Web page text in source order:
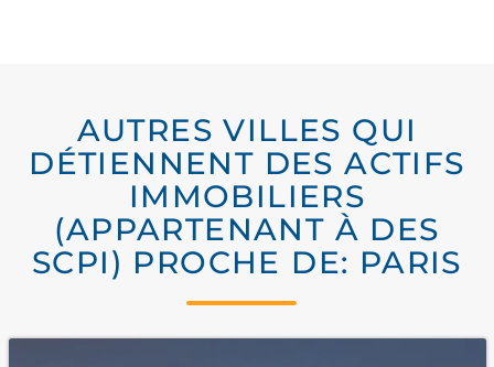
AUTRES VILLES QUI
DÉTIENNENT DES ACTIFS
IMMOBILIERS
(APPARTENANT À DES
SCPI) PROCHE DE: PARIS